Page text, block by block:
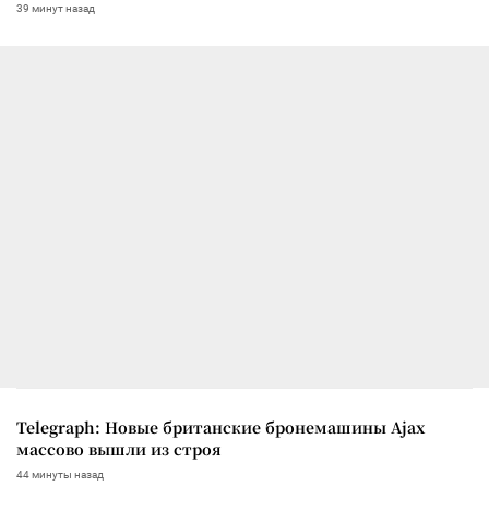
39 минут назад
Telegraph: Новые британские бронемашины Ajax
массово вышли из строя
44 минуты назад